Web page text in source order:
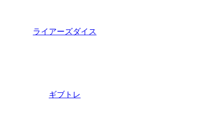
ライアーズダイス
ギブトレ